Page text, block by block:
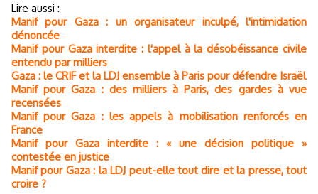
Lire aussi :
Manif pour Gaza : un organisateur inculpé, l'intimidation
dénoncée
Manif pour Gaza interdite : l'appel à la désobéissance civile
entendu par milliers
Gaza : le CRIF et la LDJ ensemble à Paris pour défendre Israël
Manif pour Gaza : des milliers à Paris, des gardes à vue
recensées
Manif pour Gaza : les appels à mobilisation renforcés en
France
Manif pour Gaza interdite : « une décision politique »
contestée en justice
Manif pour Gaza : la LDJ peut-elle tout dire et la presse, tout
croire ?